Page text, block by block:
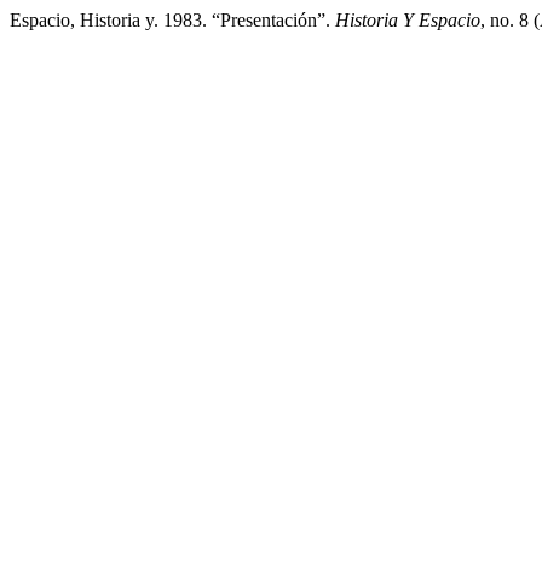
Espacio, Historia y. 1983. “Presentación”. Historia Y Espacio, no. 8